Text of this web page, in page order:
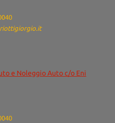
e Noleggio Auto c/o Eni